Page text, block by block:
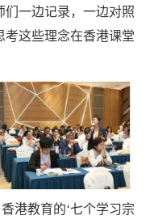
们一边记录，一边对照
考这些理念在香港课堂
香港教育的‘七个学习宗